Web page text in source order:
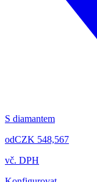
S diamantem
odCZK 548,567
vč. DPH